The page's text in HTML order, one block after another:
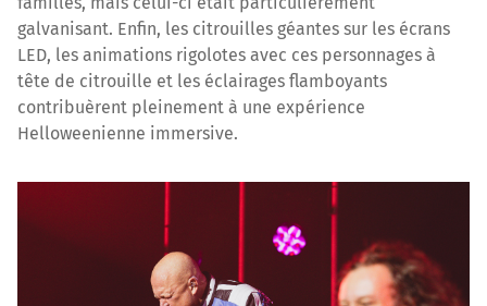
galvanisant. Enfin, les citrouilles géantes sur les écrans
LED, les animations rigolotes avec ces personnages à
tête de citrouille et les éclairages flamboyants
contribuèrent pleinement à une expérience
Helloweenienne immersive.